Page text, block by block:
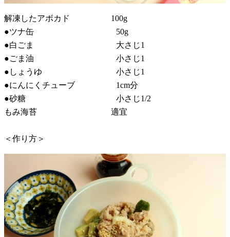
解凍したアボカド 100g
●ツナ缶 50g
●白ごま 大さじ1
●ごま油 小さじ1
●しょうゆ 小さじ1
●にんにくチューブ 1cm分
●砂糖 小さじ1/2
もみ海苔 適宜
＜作り方＞